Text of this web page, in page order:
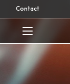
Contact